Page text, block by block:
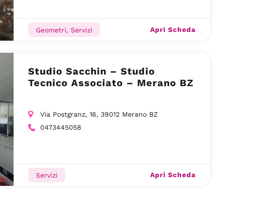
Geometri, Servizi Apri Scheda
Studio Sacchin – Studio
Tecnico Associato – Merano BZ
Via Postgranz, 16, 39012 Merano BZ
0473445058
Servizi Apri Scheda